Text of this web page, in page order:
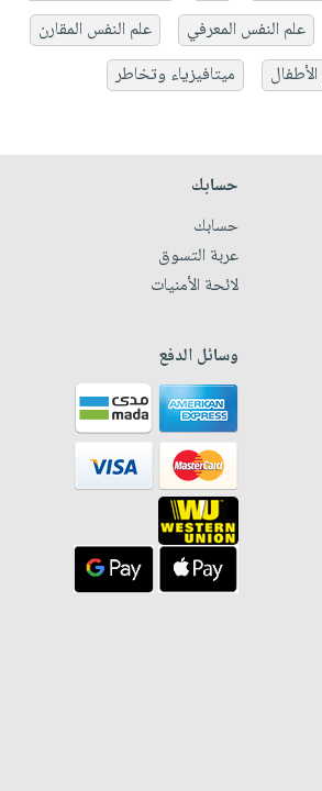
علم النفس المعرفي
علم النفس المقارن
ميتافيزياء وتخاطر
حسابك
حسابك
عربة التسوق
لائحة الأمنيات
وسائل الدفع